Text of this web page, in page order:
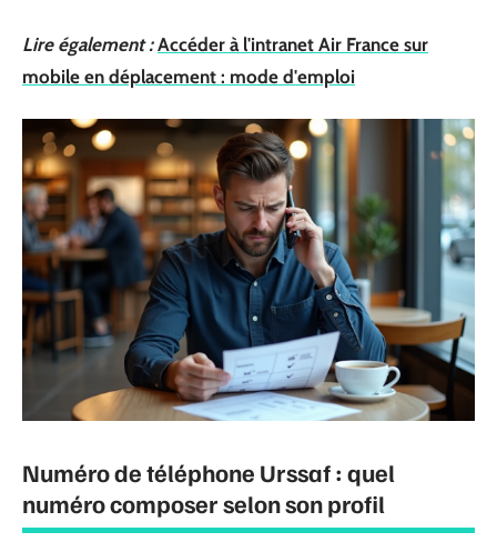
Lire également : Accéder à l'intranet Air France sur
mobile en déplacement : mode d'emploi
Numéro de téléphone Urssaf : quel
numéro composer selon son profil